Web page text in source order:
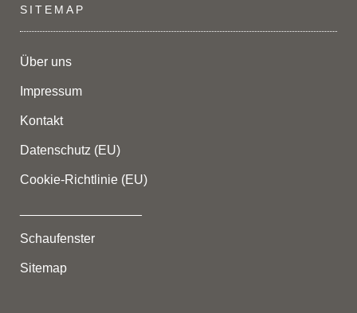
SITEMAP
Über uns
Impressum
Kontakt
Datenschutz (EU)
Cookie-Richtlinie (EU)
Schaufenster
Sitemap